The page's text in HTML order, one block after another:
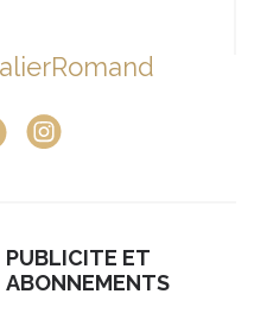
PUBLICITE ET
ABONNEMENTS